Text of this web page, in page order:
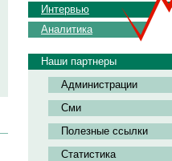
Интервью
Аналитика
Наши партнеры
Администрации
Сми
Полезные ссылки
Статистика